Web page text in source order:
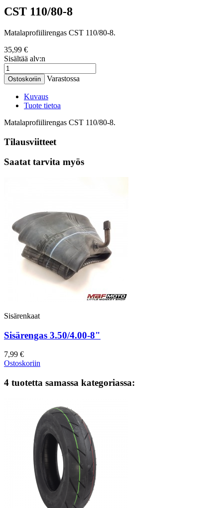
CST 110/80-8
Matalaprofiilirengas CST 110/80-8.
35,99 €
Sisältää alv:n
Ostoskoriin Varastossa
Kuvaus
Tuote tietoa
Matalaprofiilirengas CST 110/80-8.
Tilausviitteet
Saatat tarvita myös
Sisärenkaat
Sisärengas 3.50/4.00-8"
7,99 €
Ostoskoriin
4 tuotetta samassa kategoriassa: